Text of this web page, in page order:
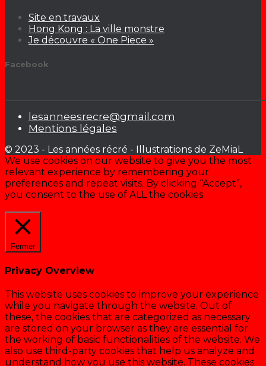
Site en travaux
Hong Kong : La ville monstre
Je découvre « One Piece »
Facebook
lesanneesrecre@gmail.com
Mentions légales
© 2023 - Les années récré - Illustrations de ZeMiaL
We use cookies on our website to give you the most
relevant experience by remembering your
preferences and repeat visits. By clicking “Accept”,
you consent to the use of ALL the cookies.
Fermer
Privacy Overview
This website uses cookies to improve your experience
while you navigate through the website. Out of
these, the cookies that are categorized as necessary
are stored on your browser as they are essential for
the working of basic functionalities of the website. We
also use third-party cookies that help us analyze and
understand how you use this website. These cookies